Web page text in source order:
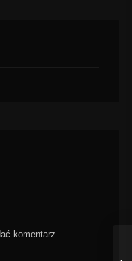
komentarz.